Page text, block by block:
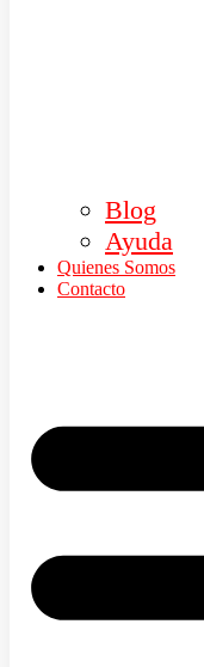
Blog
Ayuda
Quienes Somos
Contacto